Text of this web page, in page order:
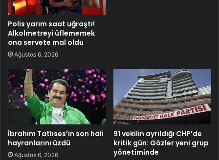
Polis yarım saat uğraştı!
Alkolmetreyi üflememek
ona servete mal oldu
Ağustos 6, 2026
İbrahim Tatlıses’in son hali
hayranlarını üzdü
Ağustos 6, 2026
91 vekilin ayrıldığı CHP’de
kritik gün: Gözler yeni grup
yönetiminde